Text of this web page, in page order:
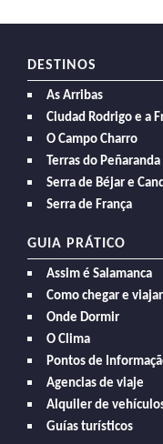
DESTINOS
As Arribas
Ciudad Rodrigo e a
O Campo Charro
Terras do
Serra de Béjar e
Serra de França
GUIA PRÁTICO
Assim é Salamanca
Como chegar e viajar
Onde Dormir
O Clima
Pontos de
Agencias de viaje
Alquiler de
Guías turísticos